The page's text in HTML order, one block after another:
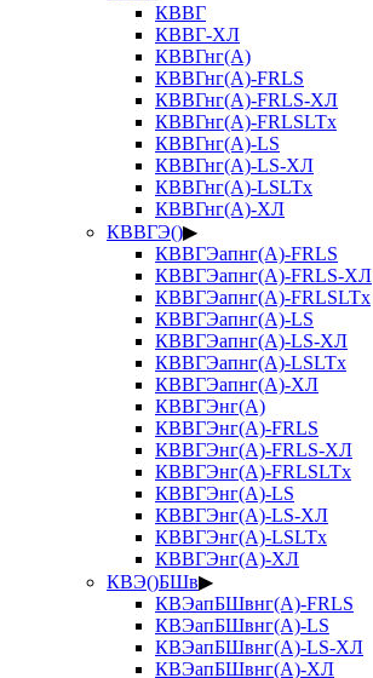
КВВГ
КВВГ-ХЛ
КВВГнг(А)
КВВГнг(А)-FRLS
КВВГнг(А)-FRLS-ХЛ
КВВГнг(А)-FRLSLTx
КВВГнг(А)-LS
КВВГнг(А)-LS-ХЛ
КВВГнг(А)-LSLTx
КВВГнг(А)-ХЛ
КВВГЭ()▶
КВВГЭапнг(А)-FRLS
КВВГЭапнг(А)-FRLS-ХЛ
КВВГЭапнг(А)-FRLSLTx
КВВГЭапнг(А)-LS
КВВГЭапнг(А)-LS-ХЛ
КВВГЭапнг(А)-LSLTx
КВВГЭапнг(А)-ХЛ
КВВГЭнг(А)
КВВГЭнг(А)-FRLS
КВВГЭнг(А)-FRLS-ХЛ
КВВГЭнг(А)-FRLSLTx
КВВГЭнг(А)-LS
КВВГЭнг(А)-LS-ХЛ
КВВГЭнг(А)-LSLTx
КВВГЭнг(А)-ХЛ
КВЭ()БШв▶
КВЭапБШвнг(А)-FRLS
КВЭапБШвнг(А)-LS
КВЭапБШвнг(А)-LS-ХЛ
КВЭапБШвнг(А)-ХЛ